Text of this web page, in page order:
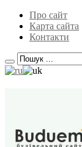
Про сайт
Карта сайта
Контакти